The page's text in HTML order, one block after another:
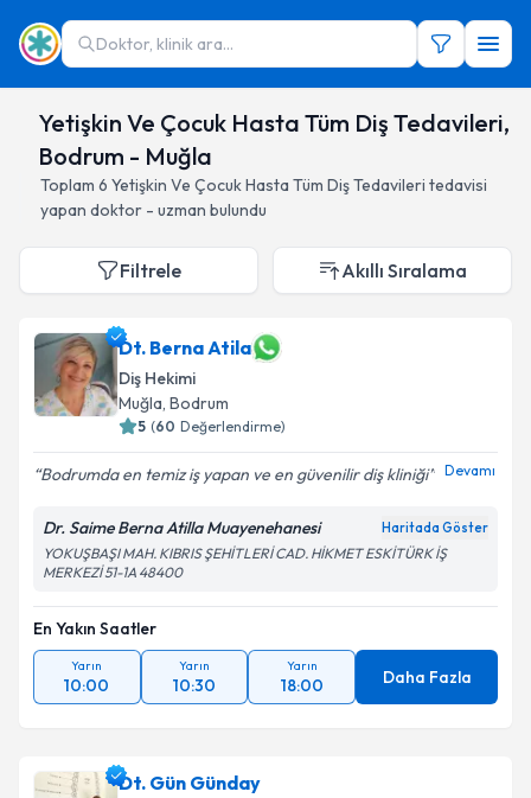
Doktor, klinik ara...
Yetişkin Ve Çocuk Hasta Tüm Diş Tedavileri,
Bodrum - Muğla
Toplam 6 Yetişkin Ve Çocuk Hasta Tüm Diş Tedavileri tedavisi
yapan doktor - uzman bulundu
Filtrele Akıllı Sıralama
Dt. Berna Atila
Diş Hekimi
Muğla, Bodrum
5 (60 Değerlendirme)
Bodrumda en temiz iş yapan ve en güvenilir diş kliniği Devamı
Dr. Saime Berna Atilla Muayenehanesi Haritada Göster
YOKUŞBAŞI MAH. KIBRIS ŞEHİTLERİ CAD. HİKMET ESKİTÜRK İŞ
MERKEZİ 51-1A 48400
En Yakın Saatler
Yarın
10:00
Yarın
10:30
Yarın
18:00 Daha Fazla
Dt. Gün Günday